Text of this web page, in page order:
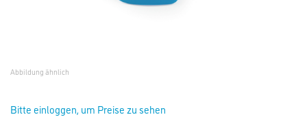
Abbildung ähnlich
Bitte einloggen, um Preise zu sehen